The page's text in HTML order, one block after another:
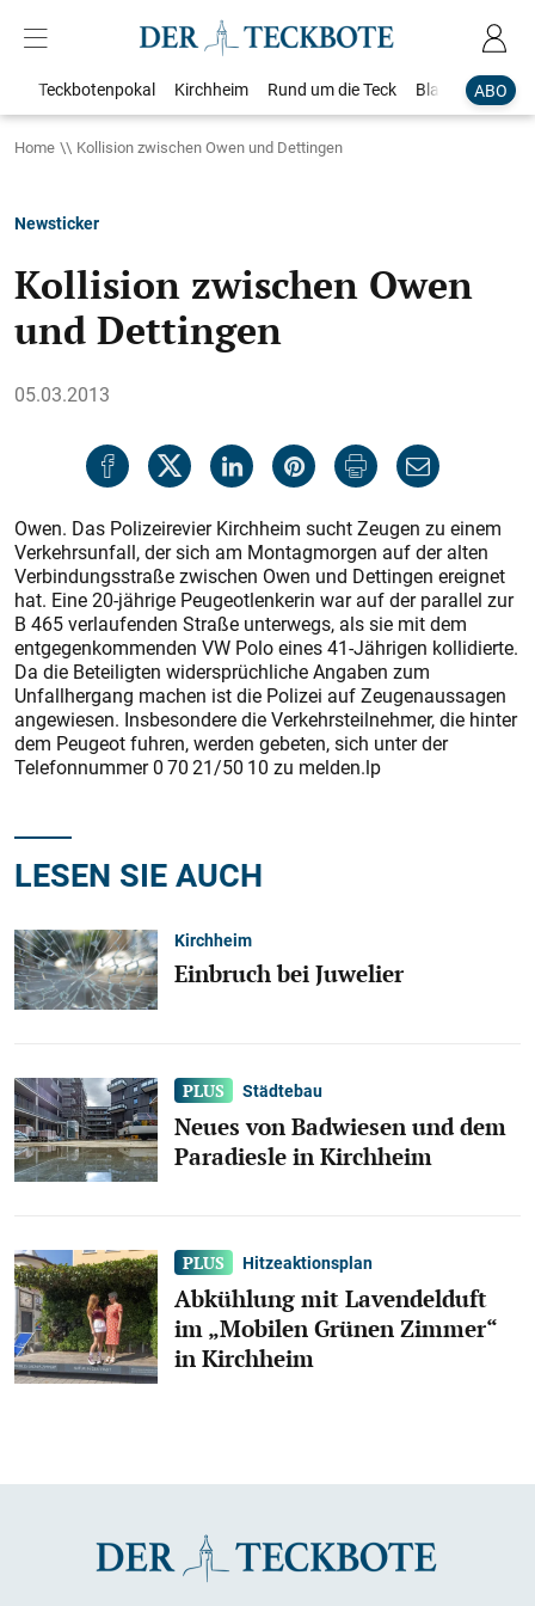
ABO
Teckbotenpokal Kirchheim Rund um die Teck Blaulicht
Home Kollision zwischen Owen und Dettingen
Newsticker
Kollision zwischen Owen
und Dettingen
05.03.2013
Owen. Das Polizeirevier Kirchheim sucht Zeugen zu einem
Verkehrsunfall, der sich am Montagmorgen auf der alten
Verbindungsstraße zwischen Owen und Dettingen ereignet
hat. Eine 20-jährige Peugeotlenkerin war auf der parallel zur
B 465 verlaufenden Straße unterwegs, als sie mit dem
entgegenkommenden VW Polo eines 41-Jährigen kollidierte.
Da die Beteiligten widersprüchliche Angaben zum
Unfallhergang machen ist die Polizei auf Zeugenaussagen
angewiesen. Insbesondere die Verkehrsteilnehmer, die hinter
dem Peugeot fuhren, werden gebeten, sich unter der
Telefonnummer 0 70 21/50 10 zu melden.lp
LESEN SIE AUCH
Kirchheim
Einbruch bei Juwelier
Städtebau
Neues von Badwiesen und dem
Paradiesle in Kirchheim
Hitzeaktionsplan
Abkühlung mit Lavendelduft
im „Mobilen Grünen Zimmer“
in Kirchheim